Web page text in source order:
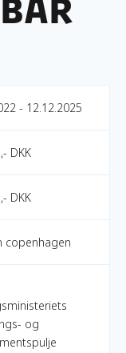
- 12.12.2025
DKK
DKK
copenhagen
og